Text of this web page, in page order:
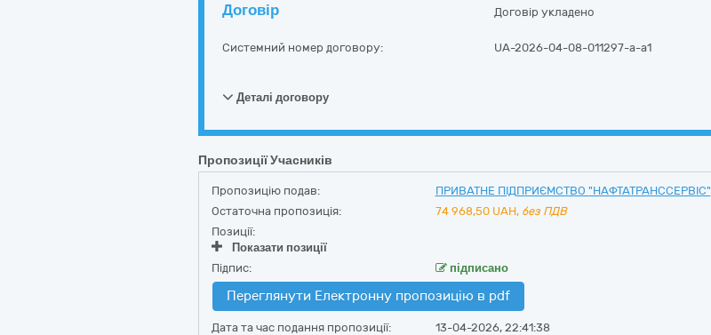
Договір Договір укладено
Системний номер договору: UA-2026-04-08-011297-a-a1
Деталі договору
Пропозиції Учасників
Пропозицію подав: ПРИВАТНЕ ПІДПРИЄМСТВО "НАФТАТРАНССЕРВІС"
Остаточна пропозиція:
74 968,50 UAH, без ПДВ
Позиції:
Показати позиції
Підпис:
підписано
Переглянути Електронну пропозицію в pdf
Дата та час подання пропозиції:
13-04-2026, 22:41:38